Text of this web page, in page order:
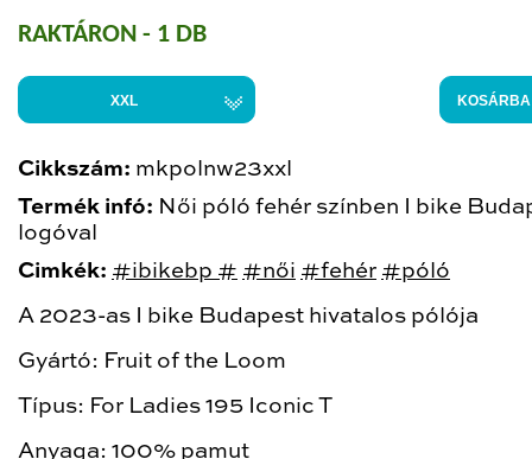
RAKTÁRON - 1 DB
XXL
Cikkszám: mkpolnw23xxl
Termék infó: Női póló fehér színben I bike
logóval
Cimkék: #ibikebp # #női #fehér #póló
A 2023-as I bike Budapest hivatalos pólója
Gyártó: Fruit of the Loom
Típus: For Ladies 195 Iconic T
Anyaga: 100% pamut